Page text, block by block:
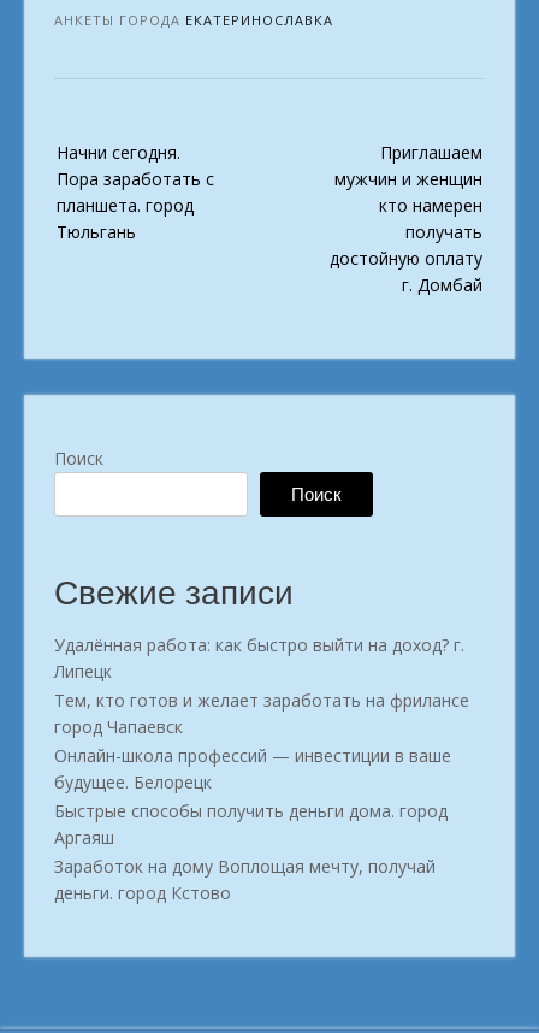
АНКЕТЫ ГОРОДА ЕКАТЕРИНОСЛАВКА
navigation
Начни сегодня.
Пора заработать с
планшета. город
Тюльгань
Приглашаем
мужчин и женщин
кто намерен
получать
достойную оплату
г. Домбай
Поиск
Поиск
Свежие записи
Удалённая работа: как быстро выйти на доход? г.
Липецк
Тем, кто готов и желает заработать на фрилансе
город Чапаевск
Онлайн-школа профессий — инвестиции в ваше
будущее. Белорецк
Быстрые способы получить деньги дома. город
Аргаяш
Заработок на дому Воплощая мечту, получай
деньги. город Кстово